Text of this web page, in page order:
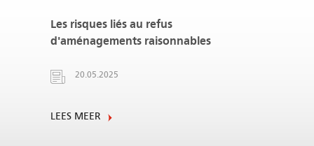
Les risques liés au refus
d'aménagements raisonnables
20.05.2025
LEES MEER